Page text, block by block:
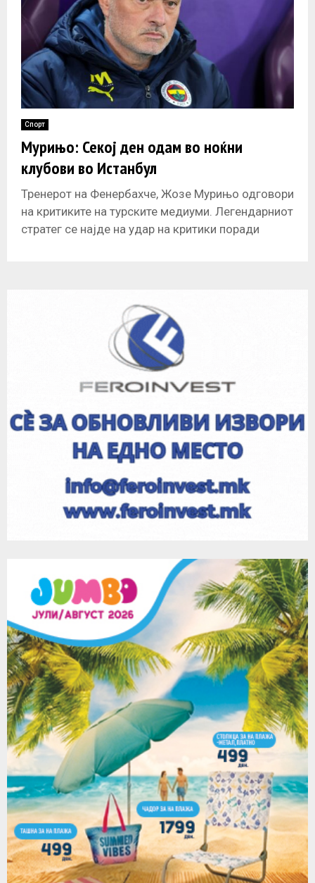
Спорт
Мурињо: Секој ден одам во ноќни
клубови во Истанбул
Тренерот на Фенербахче, Жозе Мурињо одговори
на критиките на турските медиуми. Легендарниот
стратег се најде на удар на критики поради